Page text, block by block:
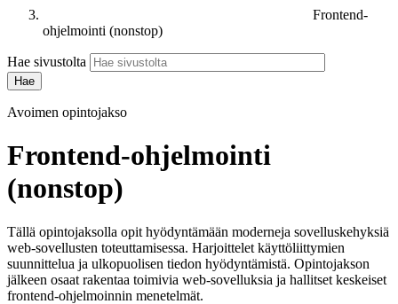
Frontend-
ohjelmointi (nonstop)
Hae sivustolta
Avoimen opintojakso
Frontend-ohjelmointi
(nonstop)
Tällä opintojaksolla opit hyödyntämään moderneja sovelluskehyksiä
web-sovellusten toteuttamisessa. Harjoittelet käyttöliittymien
suunnittelua ja ulkopuolisen tiedon hyödyntämistä. Opintojakson
jälkeen osaat rakentaa toimivia web-sovelluksia ja hallitset keskeiset
frontend-ohjelmoinnin menetelmät.